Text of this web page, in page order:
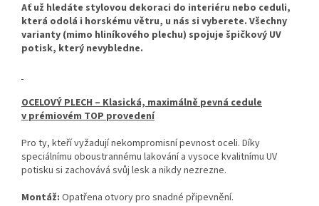
Ať už hledáte stylovou dekoraci do interiéru nebo ceduli,
která odolá i horskému větru, u nás si vyberete. Všechny
varianty (mimo hliníkového plechu) spojuje špičkový UV
potisk, který nevybledne.
OCELOVÝ PLECH – Klasická, maximálně pevná cedule
v prémiovém TOP provedení
Pro ty, kteří vyžadují nekompromisní pevnost oceli. Díky
speciálnímu oboustrannému lakování a vysoce kvalitnímu UV
potisku si zachovává svůj lesk a nikdy nezrezne.
Montáž: Opatřena otvory pro snadné připevnění.